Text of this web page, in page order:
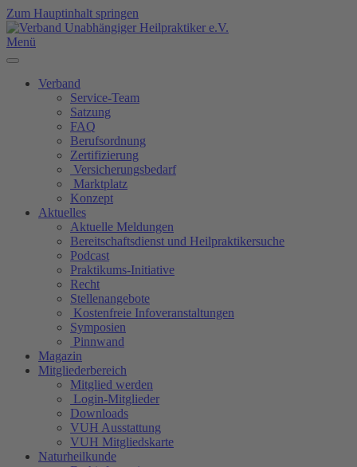
Zum Hauptinhalt springen
Menü
Verband
Service-Team
Satzung
FAQ
Berufsordnung
Zertifizierung
Versicherungsbedarf
Marktplatz
Konzept
Aktuelles
Aktuelle Meldungen
Bereitschaftsdienst und Heilpraktikersuche
Podcast
Praktikums-Initiative
Recht
Stellenangebote
Kostenfreie Infoveranstaltungen
Symposien
Pinnwand
Magazin
Mitgliederbereich
Mitglied werden
Login-Mitglieder
Downloads
VUH Ausstattung
VUH Mitgliedskarte
Naturheilkunde